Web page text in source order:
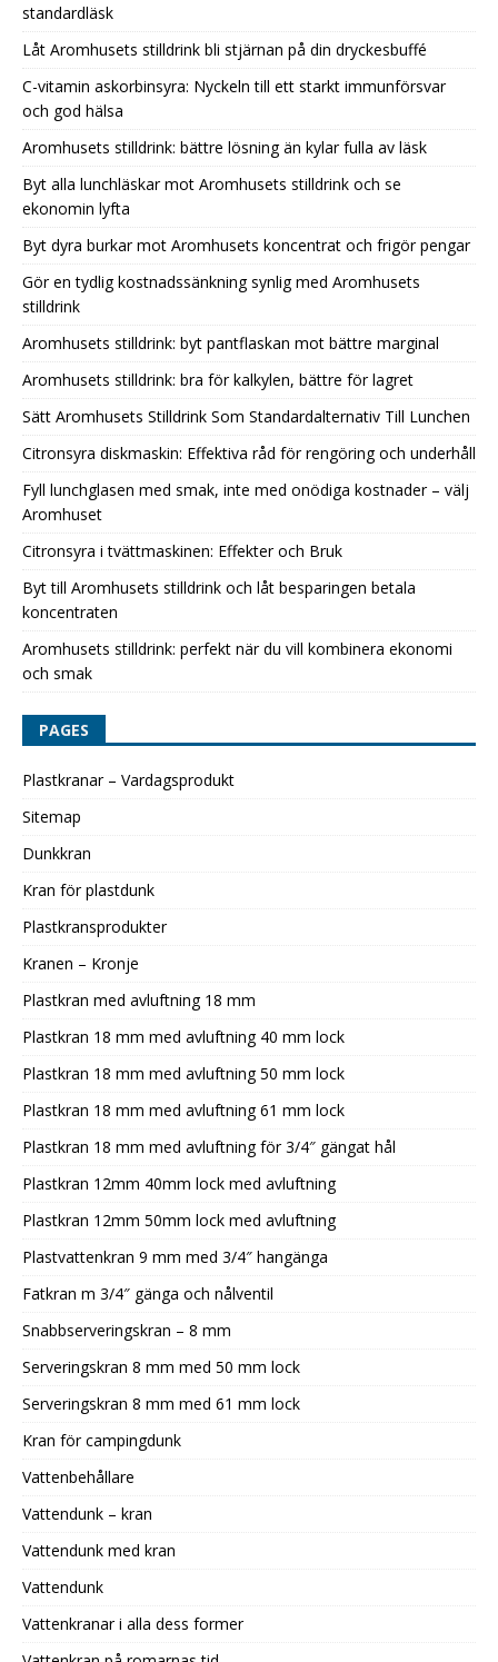
standardläsk
Låt Aromhusets stilldrink bli stjärnan på din dryckesbuffé
C-vitamin askorbinsyra: Nyckeln till ett starkt immunförsvar
och god hälsa
Aromhusets stilldrink: bättre lösning än kylar fulla av läsk
Byt alla lunchläskar mot Aromhusets stilldrink och se
ekonomin lyfta
Byt dyra burkar mot Aromhusets koncentrat och frigör pengar
Gör en tydlig kostnadssänkning synlig med Aromhusets
stilldrink
Aromhusets stilldrink: byt pantflaskan mot bättre marginal
Aromhusets stilldrink: bra för kalkylen, bättre för lagret
Sätt Aromhusets Stilldrink Som Standardalternativ Till Lunchen
Citronsyra diskmaskin: Effektiva råd för rengöring och underhåll
Fyll lunchglasen med smak, inte med onödiga kostnader – välj
Aromhuset
Citronsyra i tvättmaskinen: Effekter och Bruk
Byt till Aromhusets stilldrink och låt besparingen betala
koncentraten
Aromhusets stilldrink: perfekt när du vill kombinera ekonomi
och smak
PAGES
Plastkranar – Vardagsprodukt
Sitemap
Dunkkran
Kran för plastdunk
Plastkransprodukter
Kranen – Kronje
Plastkran med avluftning 18 mm
Plastkran 18 mm med avluftning 40 mm lock
Plastkran 18 mm med avluftning 50 mm lock
Plastkran 18 mm med avluftning 61 mm lock
Plastkran 18 mm med avluftning för 3/4″ gängat hål
Plastkran 12mm 40mm lock med avluftning
Plastkran 12mm 50mm lock med avluftning
Plastvattenkran 9 mm med 3/4″ hangänga
Fatkran m 3/4″ gänga och nålventil
Snabbserveringskran – 8 mm
Serveringskran 8 mm med 50 mm lock
Serveringskran 8 mm med 61 mm lock
Kran för campingdunk
Vattenbehållare
Vattendunk – kran
Vattendunk med kran
Vattendunk
Vattenkranar i alla dess former